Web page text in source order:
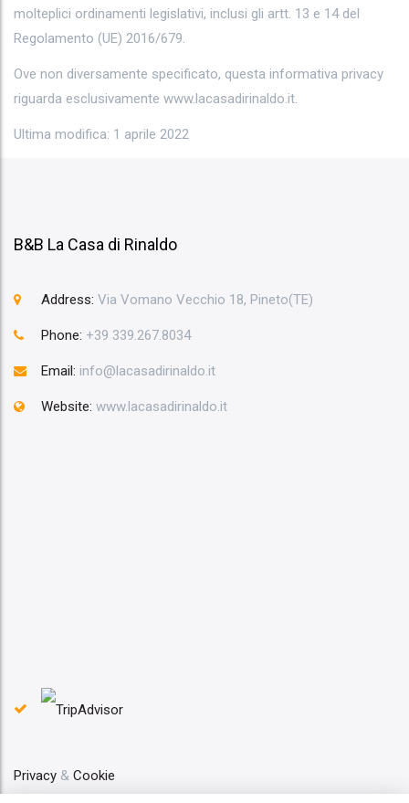
molteplici ordinamenti legislativi, inclusi gli artt. 13 e 14 del
Regolamento (UE) 2016/679.
Ove non diversamente specificato, questa informativa privacy
riguarda esclusivamente www.lacasadirinaldo.it.
Ultima modifica: 1 aprile 2022
B&B La Casa di Rinaldo
Address: Via Vomano Vecchio 18, Pineto(TE)
Phone: +39 339.267.8034
Email: info@lacasadirinaldo.it
Website: www.lacasadirinaldo.it
Privacy & Cookie